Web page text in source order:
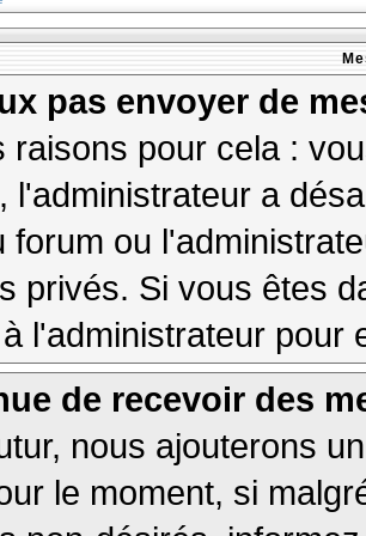
pas envoyer de
raisons pour cela :
l'administrateur a
forum ou
privés. Si vous êtes
l'administrateur pour
de recevoir des
nous ajouterons
le moment, si